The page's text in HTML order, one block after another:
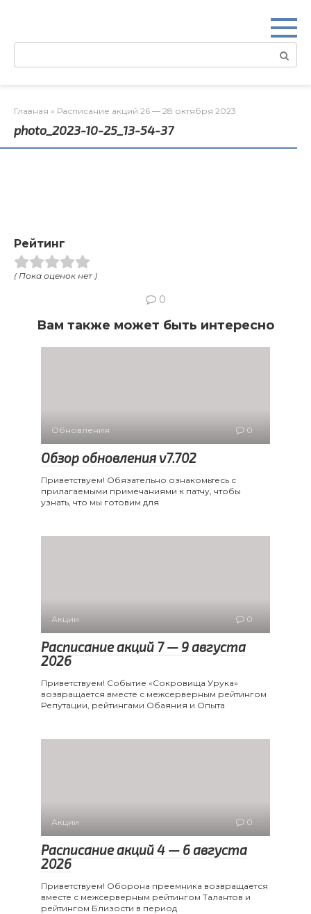
Поиск:
Главная » Расписание акций 26 — 28 октября 2023
photo_2023-10-25_13-54-37
Рейтинг
( Пока оценок нет )
0
Вам также может быть интересно
Обновления 0
Обзор обновления v7.702
Приветствуем! Обязательно ознакомьтесь с
прилагаемыми примечаниями к патчу, чтобы
узнать, что мы готовим для
Акции 0
Расписание акций 7 — 9 августа
2026
Приветствуем! Событие «Сокровища Урука»
возвращается вместе с межсерверным рейтингом
Репутации, рейтингами Обаяния и Опыта
Акции 0
Расписание акций 4 — 6 августа
2026
Приветствуем! Оборона преемника возвращается
вместе с межсерверным рейтингом Талантов и
рейтингом Близости в период